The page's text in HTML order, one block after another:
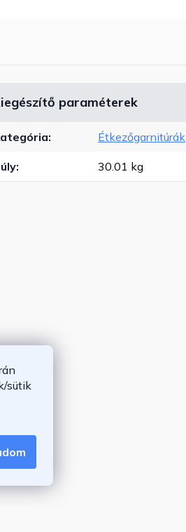
sütik
paraméterek
: Étkezőgarnitúrák
: 30.01 kg